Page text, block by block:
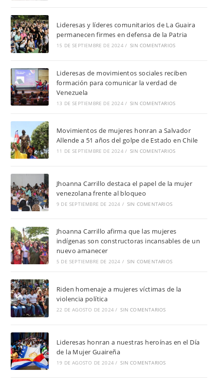
Lideresas y líderes comunitarios de La Guaira
permanecen firmes en defensa de la Patria
15 DE SEPTIEMBRE DE 2024 / SIN COMENTARIOS
Lideresas de movimientos sociales reciben
formación para comunicar la verdad de
Venezuela
13 DE SEPTIEMBRE DE 2024 / SIN COMENTARIOS
Movimientos de mujeres honran a Salvador
Allende a 51 años del golpe de Estado en Chile
11 DE SEPTIEMBRE DE 2024 / SIN COMENTARIOS
Jhoanna Carrillo destaca el papel de la mujer
venezolana frente al bloqueo
9 DE SEPTIEMBRE DE 2024 / SIN COMENTARIOS
Jhoanna Carrillo afirma que las mujeres
indígenas son constructoras incansables de un
nuevo amanecer
5 DE SEPTIEMBRE DE 2024 / SIN COMENTARIOS
Riden homenaje a mujeres víctimas de la
violencia política
22 DE AGOSTO DE 2024 / SIN COMENTARIOS
Lideresas honran a nuestras heroínas en el Día
de la Mujer Guaireña
19 DE AGOSTO DE 2024 / SIN COMENTARIOS